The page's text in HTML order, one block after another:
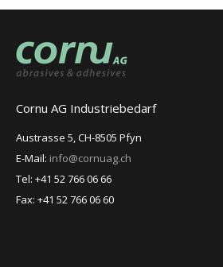
Cornu AG Industriebedarf
Austrasse 5, CH-8505 Pfyn
E-Mail: info@cornuag.ch
Tel: +41 52 766 06 66
Fax: +41 52 766 06 60